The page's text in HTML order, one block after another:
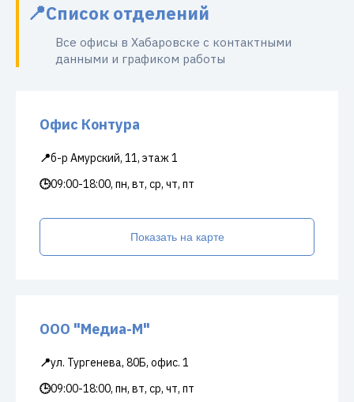
Список отделений
Все офисы в Хабаровске с контактными
данными и графиком работы
Офис Контура
📍б-р Амурский, 11, этаж 1
🕒09:00-18:00, пн, вт, ср, чт, пт
Показать на карте
ООО "Медиа-М"
📍ул. Тургенева, 80Б, офис. 1
🕒09:00-18:00, пн, вт, ср, чт, пт